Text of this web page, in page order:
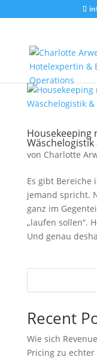
Housekeeping
von Charlotte
Es gibt Bereiche
jemand spricht.
ganz im
„laufen sollen“.
Und genau
Recent
Wie sich
Pricing zu echter